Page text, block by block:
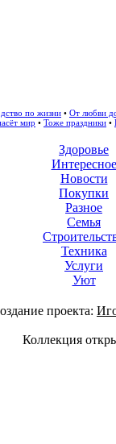
по жизни • От любви
мир • Тоже праздники •
Здоровье
Интересное
Новости
Покупки
Разное
Семья
Техника
Услуги
Уют
проекта:
Коллекция